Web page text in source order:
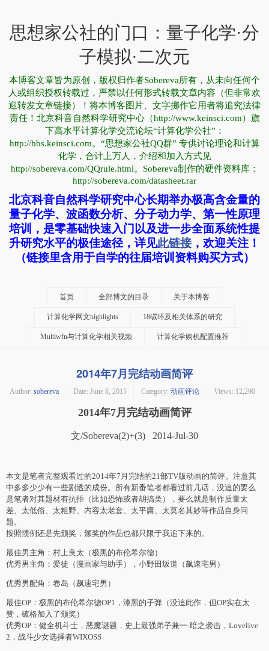
思想家公社的门口：量子化学·分
子模拟·二次元
本博客文章皆为原创，版权归作者Sobereva所有，从未向任何个
人或组织授权转载过，严禁以任何形式转载文章内容（但非常欢
迎转发文章链接）！将本博客图片、文字挪作它用者将追究法律
责任！北京科音自然科学研究中心（http://www.keinsci.com）旗
下高水平计算化学交流论坛“计算化学公社”：
http://bbs.keinsci.com。“思想家公社QQ群” 专供讨论理论和计算
化学，合计上万人，介绍和加入方式见
http://sobereva.com/QQrule.html。Sobereva制作的硬件资料库：
http://sobereva.com/datasheet.rar
北京科音自然科学研究中心长期举办极高含金量的
量子化学、波函数分析、分子动力学、第一性原理
培训，是零基础快速入门以及进一步全面系统性提
升研究水平的极佳途径，详见此链接，欢迎关注！
（链接里含用于自学的往届培训资料购买方式）
首页 全部博文的目录 关于本博客
计算化学网文highlights 18碳环及相关体系的研究
Multiwfn与计算化学相关视频 计算化学购机配置推荐
2014年7月完结动画简评
Author: sobereva Date: June 8, 2015 Category: 动画评论 Views: 12,290
2014年7月完结动画简评
文/Sobereva(2)+(3) 2014-Jul-30
本文是笔者完整观看过的2014年7月完结的21部TV版动画的简评。注意其
中多多少少有一些剧透的成份。所有新番笔者都看过前几话，没追的要么
是笔者对其题材有抗拒（比如恐怖或者胡搞类），要么就是制作质量太
差、太低俗、太粗野、内容太老套、太平庸、太莫名其妙等作品自身问
题。
按照惯例还是先颁奖，颁奖的作品也都只限于我追下来的。
最佳男主角：村上良太（极黑的布伦希尔德）
优秀男主角：爱徒（漫画家与助手），小野田坂道（飙速宅男）
优秀男配角：卷岛（飙速宅男）
最佳OP：极黑的布伦希尔德OP1，漆黑的子弹（没追此作，但OP实在太
赞，破格加入了颁奖）
优秀OP：健全机斗士，恶魔谜题，史上最强弟子兼一-暗之袭击，Lovelive
2，战斗少女选择者WIXOSS